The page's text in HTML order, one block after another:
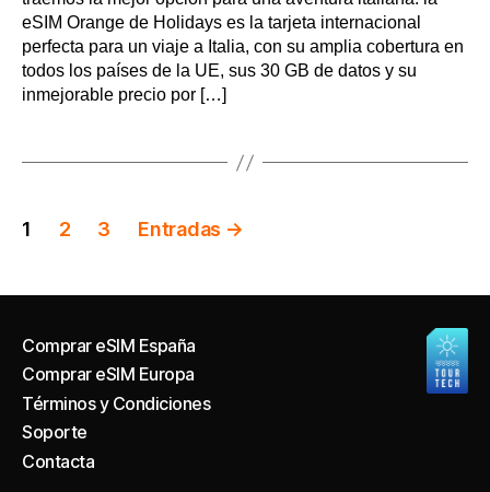
eSIM Orange de Holidays es la tarjeta internacional
perfecta para un viaje a Italia, con su amplia cobertura en
todos los países de la UE, sus 30 GB de datos y su
inmejorable precio por […]
de
1 2 3 Entradas →
Comprar eSIM España
Comprar eSIM Europa
Términos y Condiciones
Soporte
Contacta